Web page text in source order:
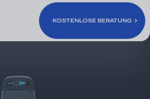
KOSTENLOSE BERATUNG